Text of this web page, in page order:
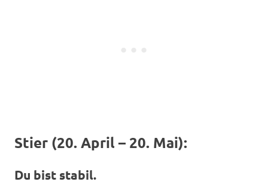
Stier (20. April – 20. Mai):
Du bist stabil.